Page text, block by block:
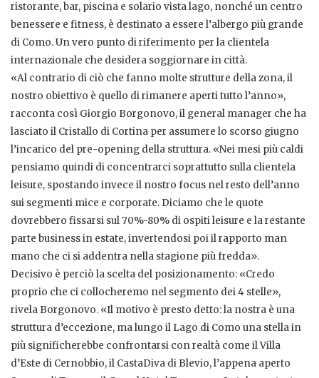
ristorante, bar, piscina e solario vista lago, nonché un centro
benessere e fitness, è destinato a essere l’albergo più grande
di Como. Un vero punto di riferimento per la clientela
internazionale che desidera soggiornare in città.
«Al contrario di ciò che fanno molte strutture della zona, il
nostro obiettivo è quello di rimanere aperti tutto l’anno»,
racconta così Giorgio Borgonovo, il general manager che ha
lasciato il Cristallo di Cortina per assumere lo scorso giugno
l’incarico del pre-opening della struttura. «Nei mesi più caldi
pensiamo quindi di concentrarci soprattutto sulla clientela
leisure, spostando invece il nostro focus nel resto dell’anno
sui segmenti mice e corporate. Diciamo che le quote
dovrebbero fissarsi sul 70%-80% di ospiti leisure e la restante
parte business in estate, invertendosi poi il rapporto man
mano che ci si addentra nella stagione più fredda».
Decisivo è perciò la scelta del posizionamento: «Credo
proprio che ci collocheremo nel segmento dei 4 stelle»,
rivela Borgonovo. «Il motivo è presto detto: la nostra è una
struttura d’eccezione, ma lungo il Lago di Como una stella in
più significherebbe confrontarsi con realtà come il Villa
d’Este di Cernobbio, il CastaDiva di Blevio, l’appena aperto